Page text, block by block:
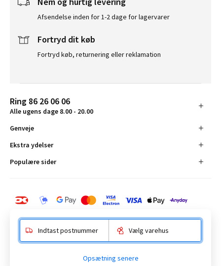
Afsendelse inden for 1-2 dage for lagervarer
Fortryd dit køb
Fortryd køb, returnering eller reklamation
Ring 86 26 06 06
Alle ugens dage 8.00 - 20.00
Genveje
Ekstra ydelser
Populære sider
Anelystparken 16, 8381 Tilst. CVR-nummer 19555305
Indtast postnummer Vælg varehus
Opsætning senere